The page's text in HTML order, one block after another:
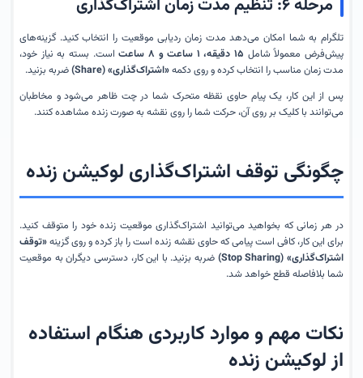
مرحله ۶: تنظیم مدت زمان اشتراک‌گذاری
تلگرام به شما امکان می‌دهد مدت زمان ردیابی موقعیت را انتخاب کنید. گزینه‌های
پیش‌فرض معمولاً شامل ۱۵ دقیقه، ۱ ساعت و ۸ ساعت
است. بسته به نیاز خود،
مدت زمان مناسب را انتخاب کرده و روی دکمه«اشتراک‌گذاری» (Share)
ضربه بزنید.
پس از این کار، یک پیام حاوی نقظه متحرک شما در چت ظاهر می‌شود و مخاطبان
می‌توانند با کلیک بر روی آن، حرکت شما را روی نقشه به صورت زنده مشاهده کنند.
چگونگی توقف اشتراک‌گذاری لوکیشن زنده
در هر زمانی که بخواهید می‌توانید اشتراک‌گذاری موقعیت زنده خود را متوقف کنید.
برای این کار، کافی است پیامی که حاوی نقشه زنده است را باز کرده و روی گزینه«توقف
اشتراک‌گذاری» (Stop Sharing)
ضربه بزنید. با این کار، دسترسی دیگران به موقعیت
شما بلافاصله قطع خواهد شد.
نکات مهم و موارد کاربردی هنگام استفاده
از لوکیشن زنده